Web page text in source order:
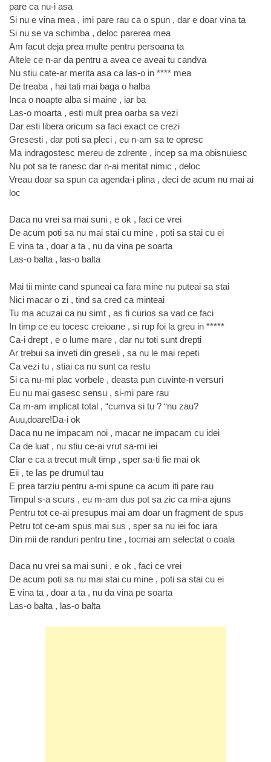
pare ca nu-i asa
Si nu e vina mea , imi pare rau ca o spun , dar e doar vina ta
Si nu se va schimba , deloc parerea mea
Am facut deja prea multe pentru persoana ta
Altele ce n-ar da pentru a avea ce aveai tu candva
Nu stiu cate-ar merita asa ca las-o in **** mea
De treaba , hai tati mai baga o halba
Inca o noapte alba si maine , iar ba
Las-o moarta , esti mult prea oarba sa vezi
Dar esti libera oricum sa faci exact ce crezi
Gresesti , dar poti sa pleci , eu n-am sa te opresc
Ma indragostesc mereu de zdrente , incep sa ma obisnuiesc
Nu pot sa te ranesc dar n-ai meritat nimic , deloc
Vreau doar sa spun ca agenda-i plina , deci de acum nu mai ai
loc
Daca nu vrei sa mai suni , e ok , faci ce vrei
De acum poti sa nu mai stai cu mine , poti sa stai cu ei
E vina ta , doar a ta , nu da vina pe soarta
Las-o balta , las-o balta
Mai tii minte cand spuneai ca fara mine nu puteai sa stai
Nici macar o zi , tind sa cred ca minteai
Tu ma acuzai ca nu simt , as fi curios sa vad ce faci
In timp ce eu tocesc creioane , si rup foi la greu in *****
Ca-i drept , e o lume mare , dar nu toti sunt drepti
Ar trebui sa inveti din greseli , sa nu le mai repeti
Ca vezi tu , stiai ca nu sunt ca restu
Si ca nu-mi plac vorbele , deasta pun cuvinte-n versuri
Eu nu mai gasesc sensu , si-mi pare rau
Ca m-am implicat total , “cumva si tu ? “nu zau?
Auu,doare!Da-i ok
Daca nu ne impacam noi , macar ne impacam cu idei
Ca de luat , nu stiu ce-ai vrut sa-mi iei
Clar e ca a trecut mult timp , sper sa-ti fie mai ok
Eii , te las pe drumul tau
E prea tarziu pentru a-mi spune ca acum iti pare rau
Timpul s-a scurs , eu m-am dus pot sa zic ca mi-a ajuns
Pentru tot ce-ai presupus mai am doar un fragment de spus
Petru tot ce-am spus mai sus , sper sa nu iei foc iara
Din mii de randuri pentru tine , tocmai am selectat o coala
Daca nu vrei sa mai suni , e ok , faci ce vrei
De acum poti sa nu mai stai cu mine , poti sa stai cu ei
E vina ta , doar a ta , nu da vina pe soarta
Las-o balta , las-o balta